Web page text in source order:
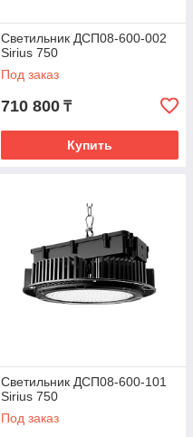
Светильник ДСП08-600-002
Sirius 750
Под заказ
710 800 ₸
Купить
Светильник ДСП08-600-101
Sirius 750
Под заказ